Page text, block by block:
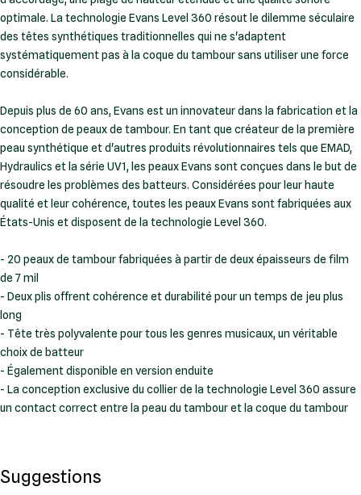
optimale. La technologie Evans Level 360 résout le dilemme séculaire
des têtes synthétiques traditionnelles qui ne s'adaptent
systématiquement pas à la coque du tambour sans utiliser une force
considérable.
Depuis plus de 60 ans, Evans est un innovateur dans la fabrication et la
conception de peaux de tambour. En tant que créateur de la première
peau synthétique et d'autres produits révolutionnaires tels que EMAD,
Hydraulics et la série UV1, les peaux Evans sont conçues dans le but de
résoudre les problèmes des batteurs. Considérées pour leur haute
qualité et leur cohérence, toutes les peaux Evans sont fabriquées aux
États-Unis et disposent de la technologie Level 360.
- 20 peaux de tambour fabriquées à partir de deux épaisseurs de film
de 7 mil
- Deux plis offrent cohérence et durabilité pour un temps de jeu plus
long
- Tête très polyvalente pour tous les genres musicaux, un véritable
choix de batteur
- Également disponible en version enduite
- La conception exclusive du collier de la technologie Level 360 assure
un contact correct entre la peau du tambour et la coque du tambour
Suggestions